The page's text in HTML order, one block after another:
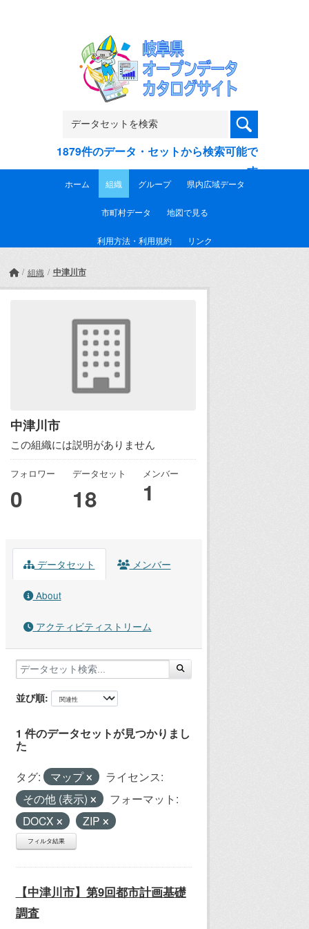
1879件のデータ・セットから検索可能で
す
ホーム 組織 グループ 県内広域データ
市町村データ 地図で見る
利用方法・利用規約 リンク
組織 中津川市
中津川市
この組織には説明がありません
フォロワー
0
データセット
18
メンバー
1
データセット メンバー
About
アクティビティストリーム
並び順
1 件のデータセットが見つかりまし
た
タグ: マップ
ライセンス:
その他 (表示)
フォーマット:
DOCX
ZIP
フィルタ結果
【中津川市】第9回都市計画基礎
調査